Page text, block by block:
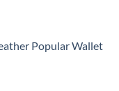
Popular Wallet